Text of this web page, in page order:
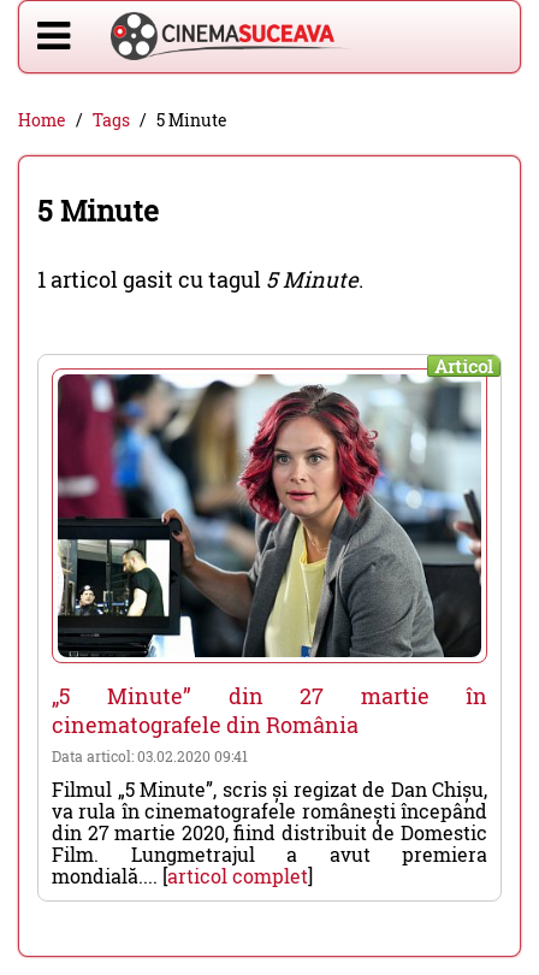
Home Tags 5 Minute
5 Minute
1 articol gasit cu tagul 5 Minute.
Articol
„5 Minute” din 27 martie în
cinematografele din România
Data articol: 03.02.2020 09:41
Filmul „5 Minute”, scris și regizat de Dan Chișu,
va rula în cinematografele românești începând
din 27 martie 2020, fiind distribuit de Domestic
Film. Lungmetrajul a avut premiera
mondială.... [articol complet]